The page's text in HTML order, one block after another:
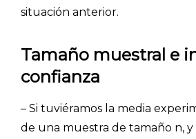
situación anterior.
Tamaño muestral e
confianza
– Si tuviéramos la media
de una muestra de tamaño n, y